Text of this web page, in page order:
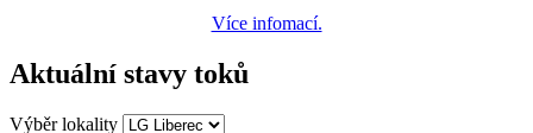
Více infomací.
Aktuální stavy toků
Výběr lokality